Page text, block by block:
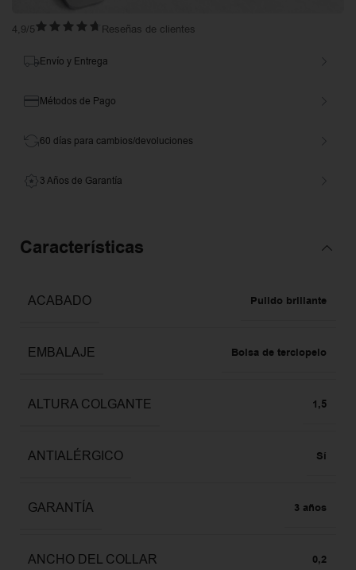
4,9/5 Reseñas de clientes
Envío y Entrega
Métodos de Pago
60 días para cambios/devoluciones
3 Años de Garantía
Características
ACABADO Pulido brillante
EMBALAJE Bolsa de terciopelo
ALTURA COLGANTE 1,5
ANTIALÉRGICO Sí
GARANTÍA 3 años
ANCHO DEL COLLAR 0,2